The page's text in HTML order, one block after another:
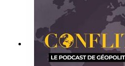
voisin russe et dans le
émission pour les
avec Céline Bayou.
Baptiste Noé